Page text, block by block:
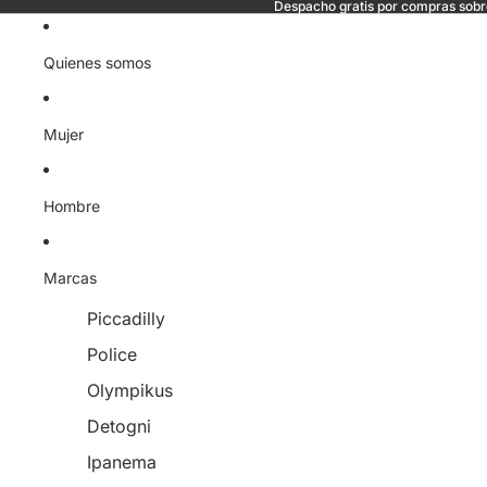
Despacho gratis por compras
Quienes somos
Mujer
Hombre
Marcas
Piccadilly
Police
Olympikus
Detogni
Ipanema